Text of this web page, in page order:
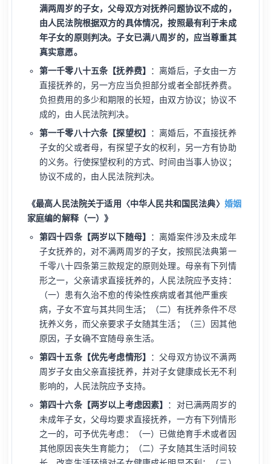
满两周岁的子女，父母双方对抚养问题协议不成的，
由人民法院根据双方的具体情况，按照最有利于未成
年子女的原则判决。子女已满八周岁的，应当尊重其
真实意愿。
第一千零八十五条【抚养费】
：离婚后，子女由一方
直接抚养的，另一方应当负担部分或者全部抚养费。
负担费用的多少和期限的长短，由双方协议；协议不
成的，由人民法院判决。
第一千零八十六条【探望权】
：离婚后，不直接抚养
子女的父或者母，有探望子女的权利，另一方有协助
的义务。行使探望权利的方式、时间由当事人协议；
协议不成的，由人民法院判决。
《最高人民法院关于适用〈中华人民共和国民法典〉 婚姻
家庭编的解释（一）》
第四十四条【两岁以下随母】
：离婚案件涉及未成年
子女抚养的，对不满两周岁的子女，按照民法典第一
千零八十四条第三款规定的原则处理。母亲有下列情
形之一，父亲请求直接抚养的，人民法院应予支持：
（一）患有久治不愈的传染性疾病或者其他严重疾
病，子女不宜与其共同生活；（二）有抚养条件不尽
抚养义务，而父亲要求子女随其生活；（三）因其他
原因，子女确不宜随母亲生活。
第四十五条【优先考虑情形】
：父母双方协议不满两
周岁子女由父亲直接抚养，并对子女健康成长无不利
影响的，人民法院应予支持。
第四十六条【两岁以上考虑因素】 ：对已满两周岁的
未成年子女，父母均要求直接抚养，一方有下列情形
之一的，可予优先考虑：（一）已做绝育手术或者因
其他原因丧失生育能力；（二）子女随其生活时间较